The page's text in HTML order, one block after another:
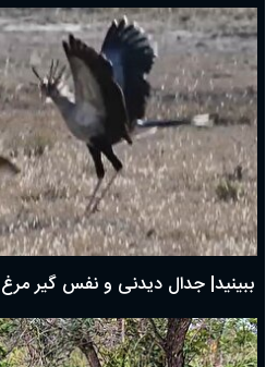
دعای روز ششم ماه رمضان؛ ۵ اسفند ۱۴۰۴
دعای روز پنجم ماه رمضان؛ ۴ اسفند ۱۴۰۴
دعای روز چهارم ماه مبارک رمضان؛ ۳ اسفند ۱۴۰۴
دعای روز سوم ماه مبارک رمضان؛ ۱۴ اسفند ۱۴۰۴
دعای روز دوم ماه مبارک رمضان ۱ اسفند ماه ۱۴۰۴
دعای روز اول ماه مبارک رمضان، ۳۰ بهمن ۱۴۰۴
حضرت زینب(س) چگونه از دنیا رفت؟
بهترین پیامک تبریک روز پدر ۱۴۰۴؛ جملات زیبا و صمیمانه
ببینید| جدال دیدنی و نفس گیر مرغ